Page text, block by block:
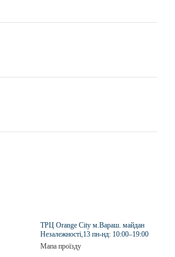
ТРЦ Orange City м.Вараш. майдан
Незалежності,13 пн-нд: 10:00–19:00
Мапа проїзду